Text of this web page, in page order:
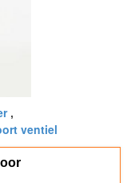
,
ventiel